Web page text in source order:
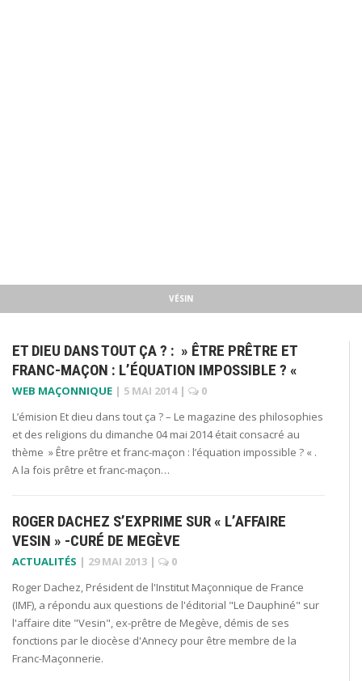
VÉSIN
ET DIEU DANS TOUT ÇA ? : » ÊTRE PRÊTRE ET
FRANC-MAÇON : L’ÉQUATION IMPOSSIBLE ? «
WEB MAÇONNIQUE | 5 MAI 2014 |
0
L’émision Et dieu dans tout ça ? – Le magazine des philosophies
et des religions du dimanche 04 mai 2014 était consacré au
thème » Être prêtre et franc-maçon : l’équation impossible ? « .
A la fois prêtre et franc-maçon…
ROGER DACHEZ S’EXPRIME SUR « L’AFFAIRE
VESIN » -CURÉ DE MEGÈVE
ACTUALITÉS | 29 MAI 2013 |
0
Roger Dachez, Président de l'Institut Maçonnique de France
(IMF), a répondu aux questions de l'éditorial "Le Dauphiné" sur
l'affaire dite "Vesin", ex-prêtre de Megève, démis de ses
fonctions par le diocèse d'Annecy pour être membre de la
Franc-Maçonnerie.